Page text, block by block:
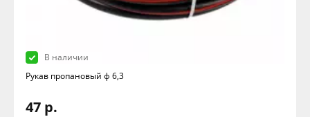
В наличии
Рукав пропановый ф 6,3
47 р.